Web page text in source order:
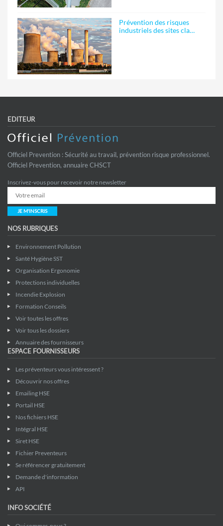
Prévention des risques
industriels des sites cla…
EDITEUR
Officiel Prevention : Sécurité au travail, prévention risque professionnel.
Officiel Prevention, annuaire CHSCT
Inscrivez-vous pour recevoir notre newsletter
JE M'INSCRIS
NOS RUBRIQUES
Environnement Pollution
Santé Hygiène SST
Organisation Ergonomie
Protections individuelles
Incendie Explosion
Formation Conseils
Voir toutes les offres
Voir tous les dossiers
Annuaire des fournisseurs
ESPACE FOURNISSEURS
Les préventeurs vous intéressent ?
Découvrir nos offres
Emailing HSE
Portail HSE
Nos fichiers HSE
Intégral HSE
Siret HSE
Fichier Preventeurs
Se référencer gratuitement
Demande d'information
API
INFO SOCIÉTÉ